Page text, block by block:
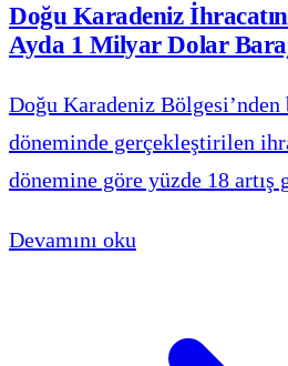
Doğu Karadeniz
Ayda 1 Milyar Dolar
Doğu Karadeniz Bölgesi’nden
döneminde gerçekleştirilen
dönemine göre yüzde 18 artış
Devamını oku